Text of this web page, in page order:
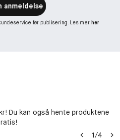
anmeldelse
før publisering. Les mer her
Du kan også hente produktene
1/4